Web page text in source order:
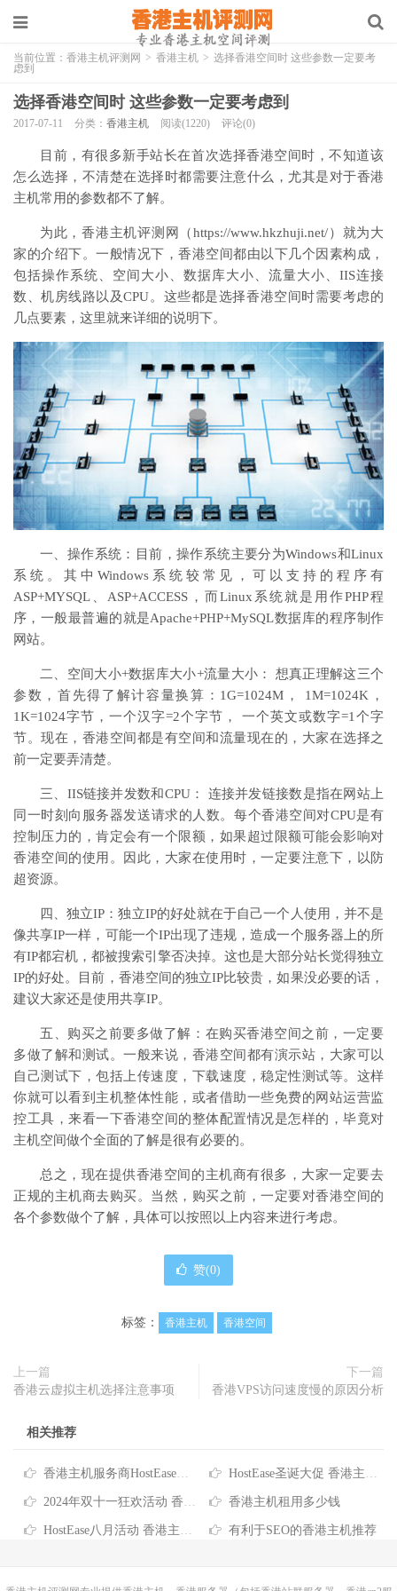
当前位置： 香港主机评测网 > 香港主机 > 选择香港空间时 这些参数一定要考
虑到
选择香港空间时 这些参数一定要考虑到
2017-07-11 分类： 香港主机 阅读(1220) 评论(0)
目前，有很多新手站长在首次选择香港空间时，不知道该
怎么选择，不清楚在选择时都需要注意什么，尤其是对于香港
主机常用的参数都不了解。
为此，香港主机评测网（https://www.hkzhuji.net/）就为大
家的介绍下。一般情况下，香港空间都由以下几个因素构成，
包括操作系统、空间大小、数据库大小、流量大小、IIS连接
数、机房线路以及CPU。这些都是选择香港空间时需要考虑的
几点要素，这里就来详细的说明下。
一、操作系统：目前，操作系统主要分为Windows和Linux
系统。其中Windows系统较常见，可以支持的程序有
ASP+MYSQL、ASP+ACCESS，而Linux系统就是用作PHP程
序，一般最普遍的就是Apache+PHP+MySQL数据库的程序制作
网站。
二、空间大小+数据库大小+流量大小： 想真正理解这三个
参数，首先得了解计容量换算：1G=1024M， 1M=1024K，
1K=1024字节，一个汉字=2个字节， 一个英文或数字=1个字
节。现在，香港空间都是有空间和流量现在的，大家在选择之
前一定要弄清楚。
三、IIS链接并发数和CPU： 连接并发链接数是指在网站上
同一时刻向服务器发送请求的人数。每个香港空间对CPU是有
控制压力的，肯定会有一个限额，如果超过限额可能会影响对
香港空间的使用。因此，大家在使用时，一定要注意下，以防
超资源。
四、独立IP：独立IP的好处就在于自己一个人使用，并不是
像共享IP一样，可能一个IP出现了违规，造成一个服务器上的所
有IP都宕机，都被搜索引擎否决掉。这也是大部分站长觉得独立
IP的好处。目前，香港空间的独立IP比较贵，如果没必要的话，
建议大家还是使用共享IP。
五、购买之前要多做了解：在购买香港空间之前，一定要
多做了解和测试。一般来说，香港空间都有演示站，大家可以
自己测试下，包括上传速度，下载速度，稳定性测试等。这样
你就可以看到主机整体性能，或者借助一些免费的网站运营监
控工具，来看一下香港空间的整体配置情况是怎样的，毕竟对
主机空间做个全面的了解是很有必要的。
总之，现在提供香港空间的主机商有很多，大家一定要去
正规的主机商去购买。当然，购买之前，一定要对香港空间的
各个参数做个了解，具体可以按照以上内容来进行考虑。
赞(0)
标签： 香港主机 香港空间
上一篇
香港云虚拟主机选择注意事项
下一篇
香港VPS访问速度慢的原因分析
相关推荐
香港主机服务商HostEase推出2026年度六折优惠码 HostEase圣诞大促 香港主机六折优惠低至$3.57/月 买独服最高送256IP
2024年双十一狂欢活动 香港服务器/主机/VPS优惠信息汇总 香港主机租用多少钱
HostEase八月活动 香港主机6折优惠 VPS云主机$5.99元起 有利于SEO的香港主机推荐